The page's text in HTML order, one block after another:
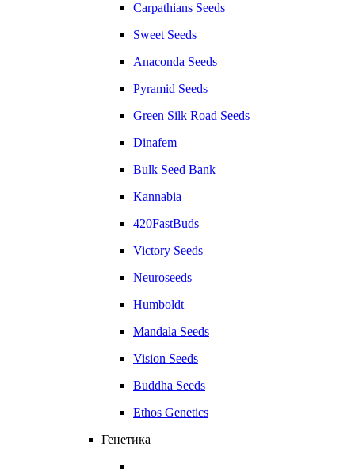
Carpathians Seeds
Sweet Seeds
Anaconda Seeds
Pyramid Seeds
Green Silk Road Seeds
Dinafem
Bulk Seed Bank
Kannabia
420FastBuds
Victory Seeds
Neuroseeds
Humboldt
Mandala Seeds
Vision Seeds
Buddha Seeds
Ethos Genetics
Генетика